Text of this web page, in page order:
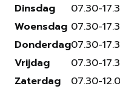
Dinsdag
Woensdag
Donderdag
Vrijdag
Zaterdag
07.30-
07.30-
07.30-
07.30-
07.30-